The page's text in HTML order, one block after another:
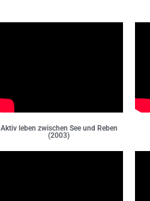
Aktiv leben zwischen See und Reben
(2003)